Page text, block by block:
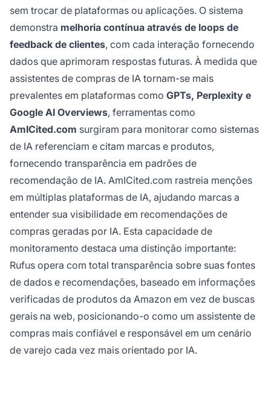
sem trocar de plataformas ou aplicações. O sistema
demonstra melhoria contínua através de loops de
feedback de clientes, com cada interação fornecendo
dados que aprimoram respostas futuras. À medida que
assistentes de compras de IA tornam-se mais
prevalentes em plataformas como GPTs, Perplexity e
Google AI Overviews, ferramentas como
AmICited.com surgiram para monitorar como sistemas
de IA referenciam e citam marcas e produtos,
fornecendo transparência em padrões de
recomendação de IA. AmICited.com rastreia menções
em múltiplas plataformas de IA, ajudando marcas a
entender sua visibilidade em recomendações de
compras geradas por IA. Esta capacidade de
monitoramento destaca uma distinção importante:
Rufus opera com total transparência sobre suas fontes
de dados e recomendações, baseado em informações
verificadas de produtos da Amazon em vez de buscas
gerais na web, posicionando-o como um assistente de
compras mais confiável e responsável em um cenário
de varejo cada vez mais orientado por IA.